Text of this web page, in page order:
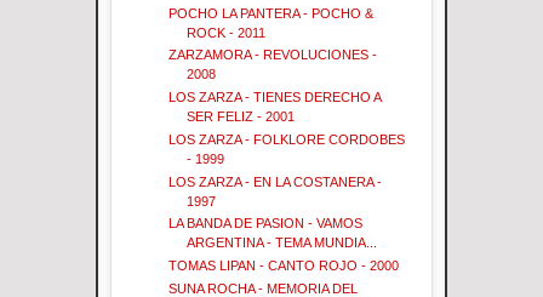
POCHO LA PANTERA - POCHO &
ROCK - 2011
ZARZAMORA - REVOLUCIONES -
2008
LOS ZARZA - TIENES DERECHO A
SER FELIZ - 2001
LOS ZARZA - FOLKLORE CORDOBES
- 1999
LOS ZARZA - EN LA COSTANERA -
1997
LA BANDA DE PASION - VAMOS
ARGENTINA - TEMA MUNDIA...
TOMAS LIPAN - CANTO ROJO - 2000
SUNA ROCHA - MEMORIA DEL